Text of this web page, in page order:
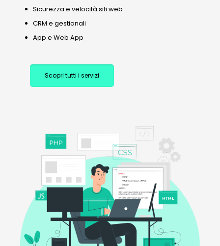
Sicurezza e velocità siti web
CRM e gestionali
App e Web App
Scopri tutti i servizi